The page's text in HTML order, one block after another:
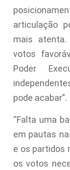
articulação
mais
votos
Poder
pode acabar”.
“Falta uma
em pautas
e os partidos
os votos